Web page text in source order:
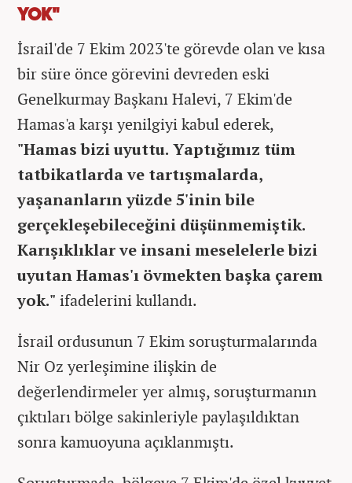
YOK"
İsrail'de 7 Ekim 2023'te görevde olan ve kısa
bir süre önce görevini devreden eski
Genelkurmay Başkanı Halevi, 7 Ekim'de
Hamas'a karşı yenilgiyi kabul ederek,
"Hamas bizi uyuttu. Yaptığımız tüm
tatbikatlarda ve tartışmalarda,
yaşananların yüzde 5'inin bile
gerçekleşebileceğini düşünmemiştik.
Karışıklıklar ve insani meselelerle bizi
uyutan Hamas'ı övmekten başka çarem
yok." ifadelerini kullandı.
İsrail ordusunun 7 Ekim soruşturmalarında
Nir Oz yerleşimine ilişkin de
değerlendirmeler yer almış, soruşturmanın
çıktıları bölge sakinleriyle paylaşıldıktan
sonra kamuoyuna açıklanmıştı.